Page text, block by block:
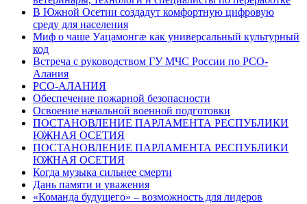
В Южной Осетии создадут комфортную цифровую
среду для населения
Миф о чаше Уацамонгæ как универсальный культурный
код
Встреча с руководством ГУ МЧС России по РСО-
Алания
РСО-АЛАНИЯ
Обеспечение пожарной безопасности
Освоение начальной военной подготовки
ПОСТАНОВЛЕНИЕ ПАРЛАМЕНТА РЕСПУБЛИКИ
ЮЖНАЯ ОСЕТИЯ
ПОСТАНОВЛЕНИЕ ПАРЛАМЕНТА РЕСПУБЛИКИ
ЮЖНАЯ ОСЕТИЯ
Когда музыка сильнее смерти
Дань памяти и уважения
«Команда будущего» – возможность для лидеров